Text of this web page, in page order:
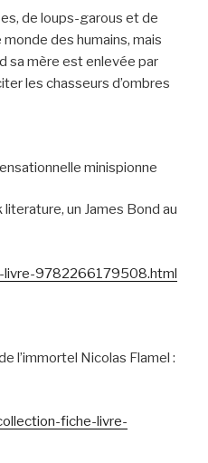
de loups-garous et de
des humains, mais
sa mère est enlevée par
les chasseurs d’ombres
minispionne
un James Bond au
9782266179508.html
l’immortel Nicolas Flamel :
fiche-livre-